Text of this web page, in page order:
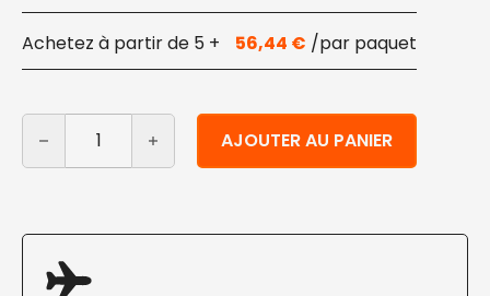
5 + 56,44 €
quantité de Couvercles en bioplastique 710 à 950 ml
AJOUTER AU PANIER
Alternative: